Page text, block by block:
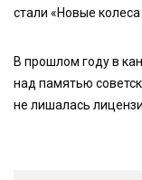
стали «Новые
В прошлом году в
над памятью
не лишалась